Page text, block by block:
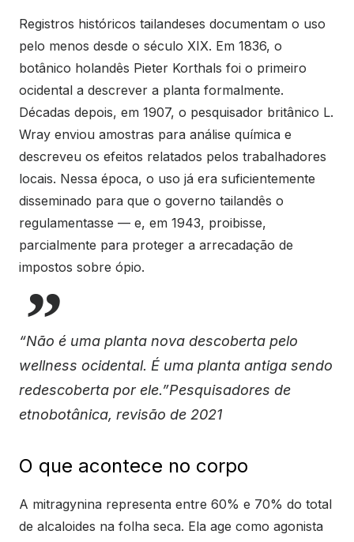
Registros históricos tailandeses documentam o uso
pelo menos desde o século XIX. Em 1836, o
botânico holandês Pieter Korthals foi o primeiro
ocidental a descrever a planta formalmente.
Décadas depois, em 1907, o pesquisador britânico L.
Wray enviou amostras para análise química e
descreveu os efeitos relatados pelos trabalhadores
locais. Nessa época, o uso já era suficientemente
disseminado para que o governo tailandês o
regulamentasse — e, em 1943, proibisse,
parcialmente para proteger a arrecadação de
impostos sobre ópio.
“Não é uma planta nova descoberta pelo
wellness ocidental. É uma planta antiga sendo
redescoberta por ele.”Pesquisadores de
etnobotânica, revisão de 2021
O que acontece no corpo
A mitragynina representa entre 60% e 70% do total
de alcaloides na folha seca. Ela age como agonista